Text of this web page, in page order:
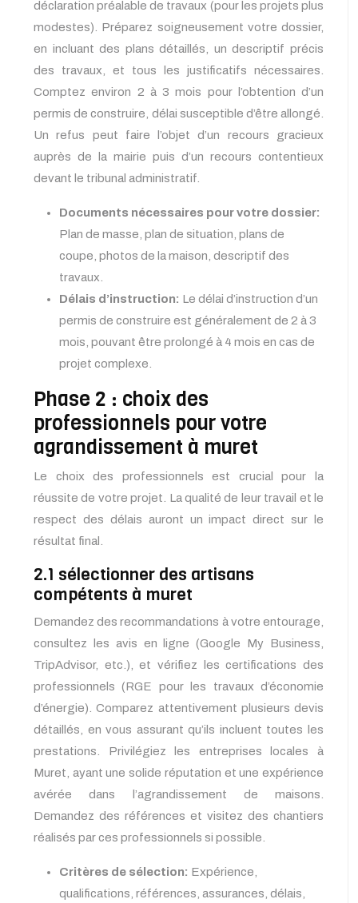
déclaration préalable de travaux (pour les projets plus
modestes). Préparez soigneusement votre dossier,
en incluant des plans détaillés, un descriptif précis
des travaux, et tous les justificatifs nécessaires.
Comptez environ 2 à 3 mois pour l’obtention d’un
permis de construire, délai susceptible d’être allongé.
Un refus peut faire l’objet d’un recours gracieux
auprès de la mairie puis d’un recours contentieux
devant le tribunal administratif.
Documents nécessaires pour votre dossier:
Plan de masse, plan de situation, plans de
coupe, photos de la maison, descriptif des
travaux.
Délais d’instruction: Le délai d’instruction d’un
permis de construire est généralement de 2 à 3
mois, pouvant être prolongé à 4 mois en cas de
projet complexe.
Phase 2 : choix des
professionnels pour votre
agrandissement à muret
Le choix des professionnels est crucial pour la
réussite de votre projet. La qualité de leur travail et le
respect des délais auront un impact direct sur le
résultat final.
2.1 sélectionner des artisans
compétents à muret
Demandez des recommandations à votre entourage,
consultez les avis en ligne (Google My Business,
TripAdvisor, etc.), et vérifiez les certifications des
professionnels (RGE pour les travaux d’économie
d’énergie). Comparez attentivement plusieurs devis
détaillés, en vous assurant qu’ils incluent toutes les
prestations. Privilégiez les entreprises locales à
Muret, ayant une solide réputation et une expérience
avérée dans l’agrandissement de maisons.
Demandez des références et visitez des chantiers
réalisés par ces professionnels si possible.
Critères de sélection: Expérience,
qualifications, références, assurances, délais,